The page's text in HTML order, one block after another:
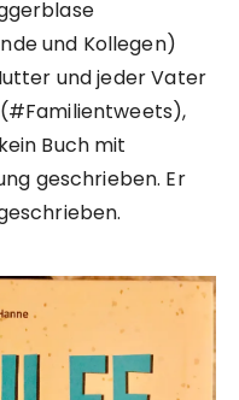
und Kollegen)
und jeder Vater
Buch mit
geschrieben. Er